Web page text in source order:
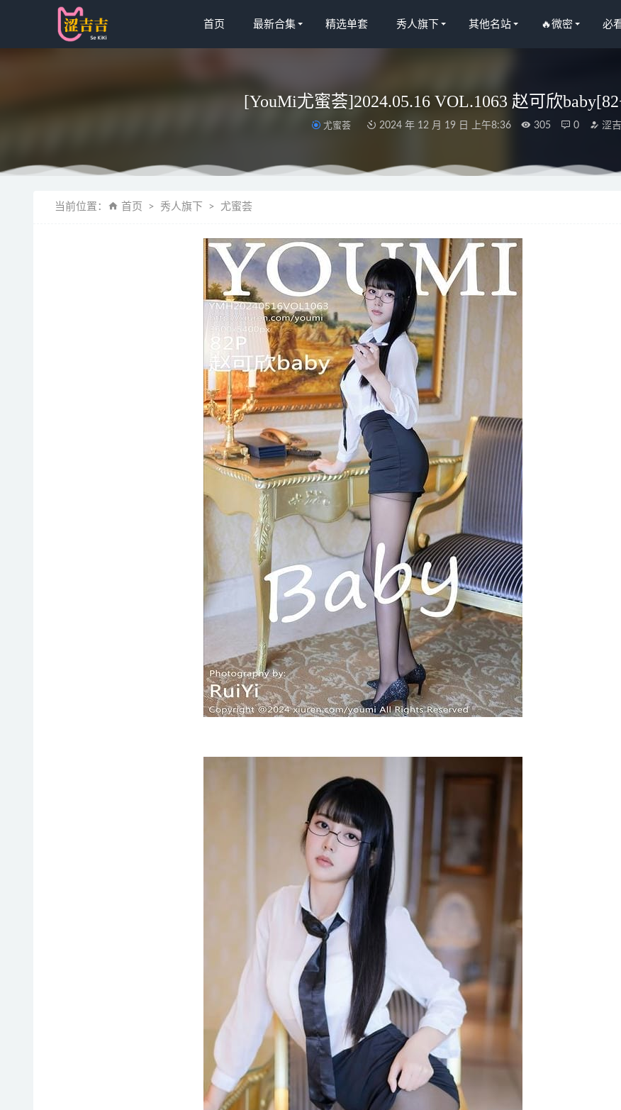
首页 最新合集 精选单套 秀人旗下 其他名站 🔥微密 必
[YouMi尤蜜荟]2024.05.16 VOL.1063 赵可欣
尤蜜荟 2024 年 12 月 19 日 上午8:36 305 0 涩
当前位置： 首页 秀人旗下 尤蜜荟
[喵糖映画]VOL.321 蓝色私房 [20P/433MB] 2023-04-29
[微密圈]乙醇子呀 – 性憾束缚捆kb连体内衣[16P2V-157M]
[Xiuren秀人网]2025.07.28 No.10591 Well11[79+1P/797MB]